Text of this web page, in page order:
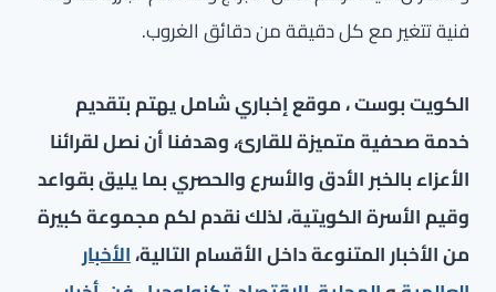
فنية تتغير مع كل دقيقة من دقائق الغروب.
الكويت بوست ، موقع إخباري شامل يهتم بتقديم
خدمة صحفية متميزة للقارئ، وهدفنا أن نصل لقرائنا
الأعزاء بالخبر الأدق والأسرع والحصري بما يليق بقواعد
وقيم الأسرة الكويتية، لذلك نقدم لكم مجموعة كبيرة
من الأخبار المتنوعة داخل الأقسام التالية،الأخبار